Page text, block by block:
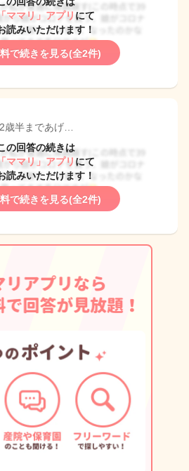
ママリ」アプリ にて
読みいただけます！
で続きを見る(全2件)
歳半まであげ…
の回答の続きは
ママリ」アプリ にて
読みいただけます！
で続きを見る(全2件)